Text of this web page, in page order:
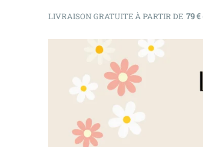
LIVRAISON GRATUITE À PARTIR DE 79 €